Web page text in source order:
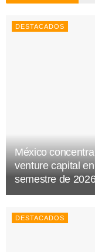
DESTACADOS
México
venture capital
semestre de
DESTACADOS